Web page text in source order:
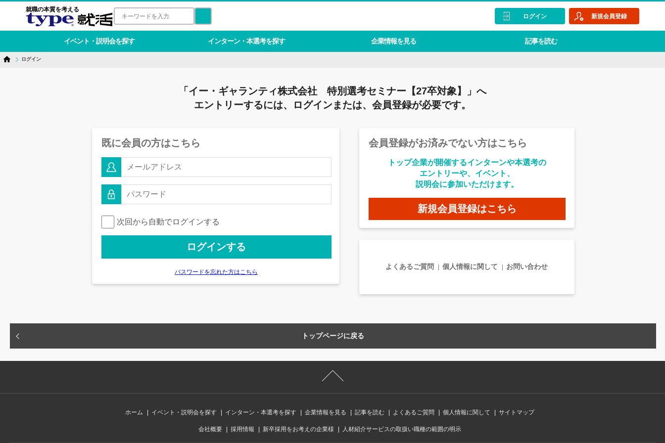
就職の本質を考える
イベント・説明会を探す インターン・本選考を探す 企業情報を見る 記事を読む
ログイン 新規会員登録
ログイン
「イー・ギャランティ株式会社 特別選考セミナー【27卒対象】」へ
エントリーするには、ログインまたは、会員登録が必要です。
既に会員の方はこちら
次回から自動でログインする
パスワードを忘れた方はこちら
会員登録がお済みでない方はこちら
トップ企業が開催するインターンや本選考の
エントリーや、イベント、
説明会に参加いただけます。
新規会員登録はこちら
よくあるご質問 個人情報に関して お問い合わせ
トップページに戻る
ホーム イベント・説明会を探す インターン・本選考を探す 企業情報を見る 記事を読む よくあるご質問 個人情報に関して サイトマップ
会社概要 採用情報 新卒採用をお考えの企業様 人材紹介サービスの取扱い職種の範囲の明示